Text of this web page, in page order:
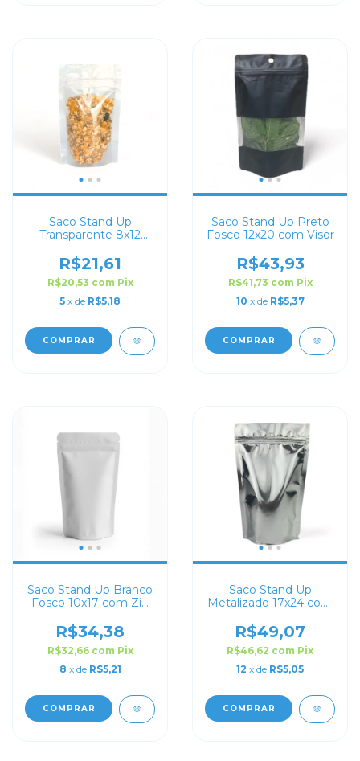
Saco Stand Up
Transparente 8x12
R$21,61
R$20,53 com Pix
5 x de R$5,18
COMPRAR
Saco Stand Up Preto
Fosco 12x20 com Visor
R$43,93
R$41,73 com Pix
10 x de R$5,37
COMPRAR
Saco Stand Up Branco
Fosco 10x17 com Zip
R$34,38
R$32,66 com Pix
8 x de R$5,21
COMPRAR
Saco Stand Up
Metalizado 17x24 com
R$49,07
R$46,62 com Pix
12 x de R$5,05
COMPRAR